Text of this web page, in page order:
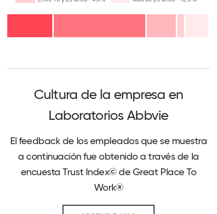
Cultura de la empresa en
Laboratorios Abbvie
El feedback de los empleados que se muestra
a continuación fue obtenido a través de la
encuesta Trust Index© de Great Place To
Work®